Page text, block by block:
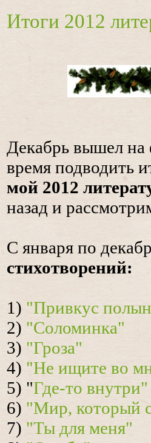
Итоги 2012
Декабрь вышел
время подводить
мой 2012
назад и
С января по
стихотворений:
1) "Привкус
2) "Соломинка"
3) "Гроза"
4) "Не ищите во
5) "Где-то внутри"
6) "Мир, который
7) "Ты для меня"